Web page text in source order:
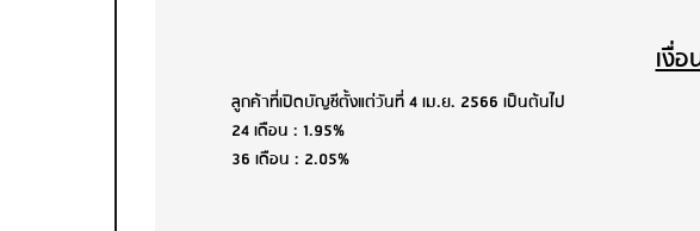
เงื่
ลูกค้าที่เปิดบัญชีตั้งแต่วันที่ 4 เม.ย. 2566 เป็นต้นไป
24 เดือน : 1.95%
36 เดือน : 2.05%